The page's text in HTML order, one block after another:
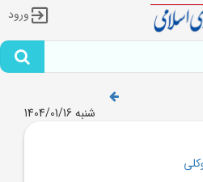
ورود
شنبه 1404/01/16